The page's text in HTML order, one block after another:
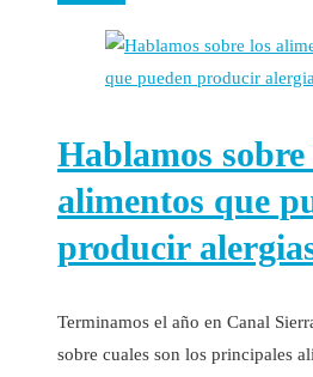
Hablamos sobre
alimentos que
producir
Terminamos el año en Canal
sobre cuales son los principales